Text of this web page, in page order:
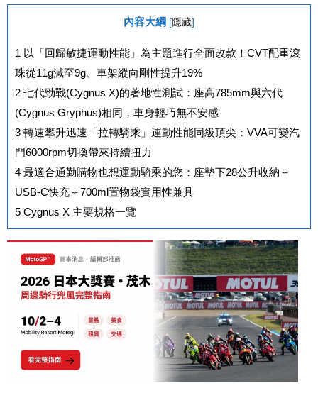
內容大綱 [隱藏]
1 以「回歸敏捷運動性能」為主題進行全面改款！CVT配重滾
珠從11g減至9g、車架縱向剛性提升19%
2 七代勁戰(Cygnus X)的著地性測試：座高785mm與六代
(Cygnus Gryphus)相同，車身輕巧無不安感
3 轉速攀升迅速「拉轉騎乘」運動性能同級頂尖：VVA可變汽
門6000rpm切換帶來持續扭力
4 最適合通勤購物也想運動騎乘的您：座墊下28公升收納＋
USB-C快充＋700ml置物袋實用性兼具
5 Cygnus X 主要規格一覽